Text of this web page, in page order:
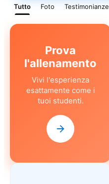
Tutto Foto Testimonianze
Prova
l'allenamento
Vivi l'esperienza
esattamente come i
tuoi studenti.